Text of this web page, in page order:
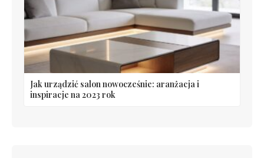
Jak urządzić salon nowocześnie: aranżacja i
inspiracje na 2023 rok